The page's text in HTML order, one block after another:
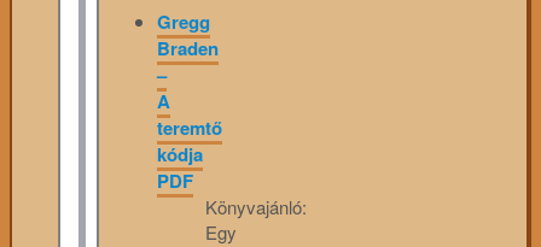
Gregg
Braden
–
A
teremtő
kódja
PDF
Könyvajánló:
Egy